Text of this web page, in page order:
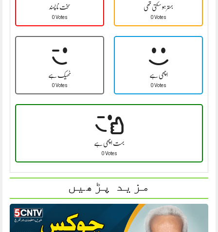
سخت نا پسند
0 Votes
بہتر ہو سکتی تھی
0 Votes
ٹھیک ہے
0 Votes
اچھی ہے
0 Votes
بہت اچھی ہے
0 Votes
مزید پڑھیں